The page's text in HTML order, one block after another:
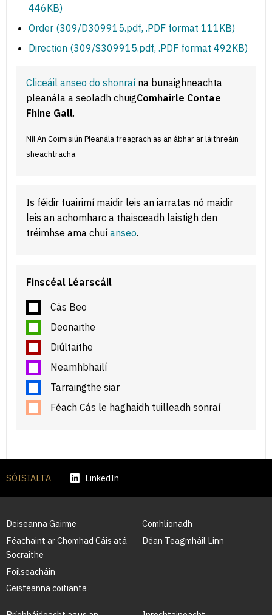
446KB)
Order (309/D309915.pdf, .PDF format 111KB)
Direction (309/S309915.pdf, .PDF format 492KB)
Cliceáil anseo do shonraí na bunaighneachta
pleanála a seoladh chuigComhairle Contae
Fhine Gall.
Níl An Coimisiún Pleanála freagrach as an ábhar ar láithreáin
sheachtracha.
Is féidir tuairimí maidir leis an iarratas nó maidir
leis an achomharc a thaisceadh laistigh den
tréimhse ama chuí anseo.
Finscéal Léarscáil
Cás Beo
Deonaithe
Diúltaithe
Neamhbhailí
Tarraingthe siar
Féach Cás le haghaidh tuilleadh sonraí
SÓISIALTA LinkedIn
Deiseanna Gairme
Féachaint ar Chomhad Cáis atá
Socraithe
Foilseacháin
Ceisteanna coitianta
Comhlíonadh
Déan Teagmháil Linn